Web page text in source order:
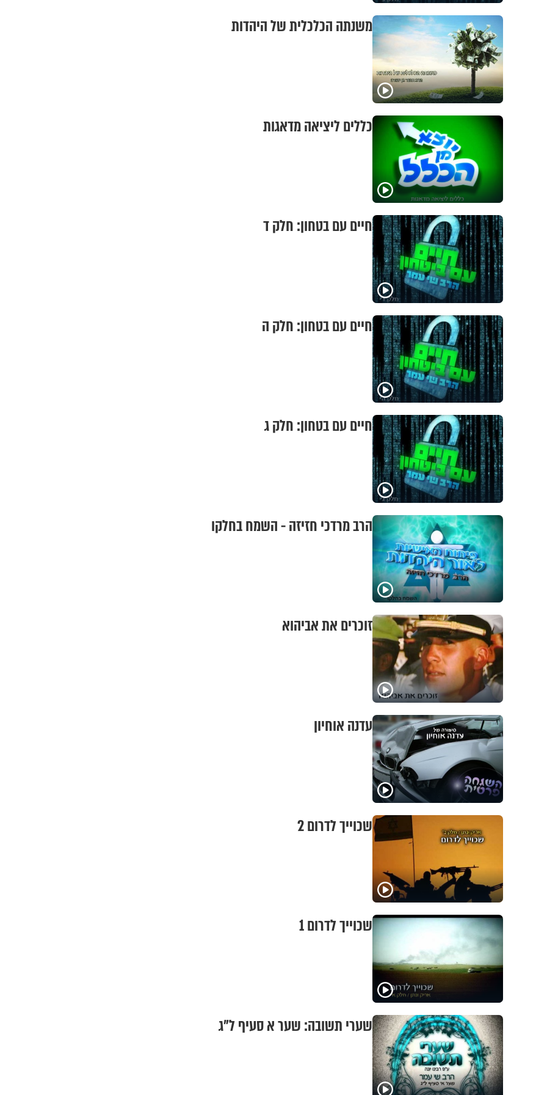
משנתה הכלכלית של היהדות
כללים ליציאה מדאגות
חיים עם בטחון: חלק ד
חיים עם בטחון: חלק ה
חיים עם בטחון: חלק ג
הרב מרדכי חזיזה - השמח בחלקו
זוכרים את אביהוא
עדנה אוחיון
שכוייך לדרום 2
שכוייך לדרום 1
שערי תשובה: שער א סעיף ל"ג